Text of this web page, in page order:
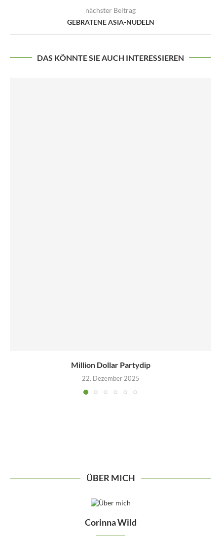
nächster Beitrag
GEBRATENE ASIA-NUDELN
DAS KÖNNTE SIE AUCH INTERESSIEREN
Million Dollar Partydip
22. Dezember 2025
ÜBER MICH
Corinna Wild